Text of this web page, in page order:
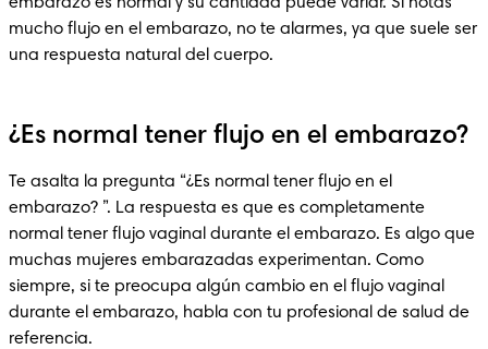
mucho flujo en el embarazo, no te alarmes, ya que suele ser
una respuesta natural del cuerpo.
¿Es normal tener flujo en el embarazo?
Te asalta la pregunta “¿Es normal tener flujo en el
embarazo? ”. La respuesta es que es completamente
normal tener flujo vaginal durante el embarazo. Es algo que
muchas mujeres embarazadas experimentan. Como
siempre, si te preocupa algún cambio en el flujo vaginal
durante el embarazo, habla con tu profesional de salud de
referencia.